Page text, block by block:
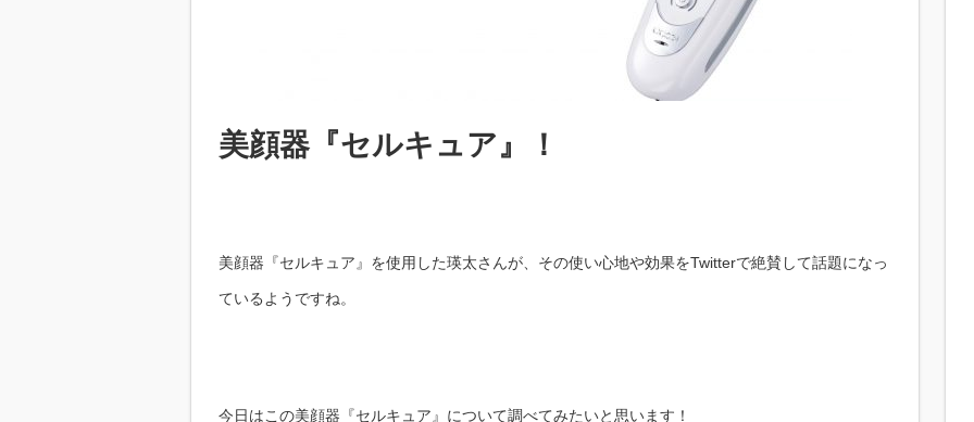
美顔器『セルキュア』！
美顔器『セルキュア』を使用した瑛太さんが、その使い心地や効果をTwitterで絶賛して話題になっ
ているようですね。
今日はこの美顔器『セルキュア』について調べてみたいと思います！